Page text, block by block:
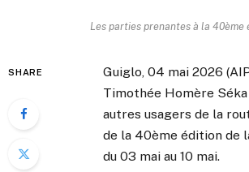
Les parties prenantes à la 40ème
SHARE
Guiglo, 04 mai 2026
Timothée Homère
autres usagers de la
de la 40ème édition de
du 03 mai au 10 mai.